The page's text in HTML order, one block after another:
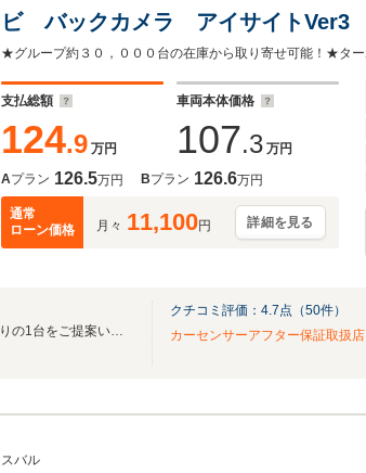
ビ バックカメラ アイサイトVer3
モニター ハーフレザーシート ス
ETC 純正18インチアルミ
支払総額
124.9 万円
車両本体価格
107.3 万円
Aプラン 126.5万円 Bプラン 126.6万円
通常
ローン価格
月々 11,100円 詳細を見る
クチコミ評価： 4.7 点（50件）
カーセンサーアフター保証取扱店
スバル